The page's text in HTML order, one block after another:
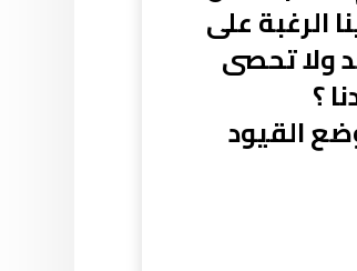
الرغبة على
ولا تحصى
؟
القيود